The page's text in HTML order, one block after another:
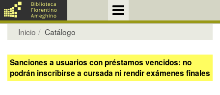
Inicio Catálogo
Sanciones a usuarios con préstamos vencidos: no
podrán inscribirse a cursada ni rendir exámenes finales